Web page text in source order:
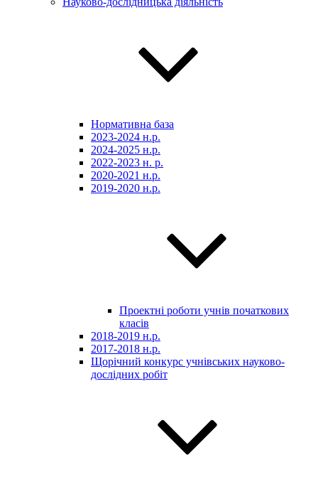
Нормативна база
2023-2024 н.р.
2024-2025 н.р.
2022-2023 н. р.
2020-2021 н.р.
2019-2020 н.р.
Проектні роботи учнів початкових
класів
2018-2019 н.р.
2017-2018 н.р.
Щорічний конкурс учнівських науково-
дослідних робіт